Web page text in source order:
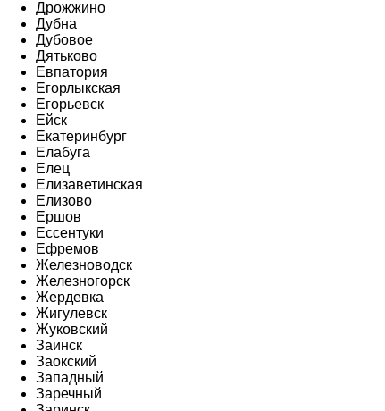
Дрожжино
Дубна
Дубовое
Дятьково
Евпатория
Егорлыкская
Егорьевск
Ейск
Екатеринбург
Елабуга
Елец
Елизаветинская
Елизово
Ершов
Ессентуки
Ефремов
Железноводск
Железногорск
Жердевка
Жигулевск
Жуковский
Заинск
Заокский
Западный
Заречный